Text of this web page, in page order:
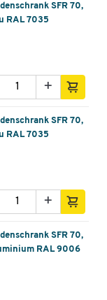
SFR 70,
RAL 7035
+
SFR 70,
RAL 7035
+
SFR 70,
RAL 9006